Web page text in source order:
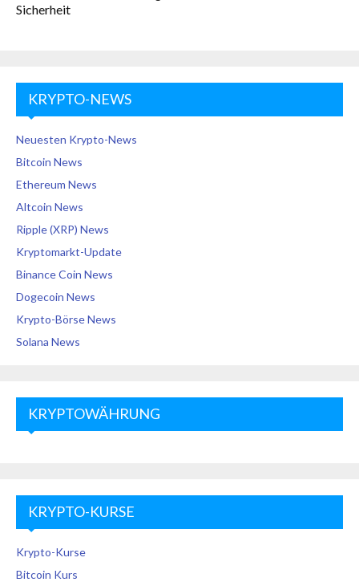
Sicherheit
KRYPTO-NEWS
Neuesten Krypto-News
Bitcoin News
Ethereum News
Altcoin News
Ripple (XRP) News
Kryptomarkt-Update
Binance Coin News
Dogecoin News
Krypto-Börse News
Solana News
KRYPTOWÄHRUNG
KRYPTO-KURSE
Krypto-Kurse
Bitcoin Kurs